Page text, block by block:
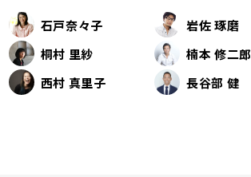
石戸奈々子 岩佐 琢磨
桐村 里紗 楠本 修二郎
西村 真里子 長谷部 健